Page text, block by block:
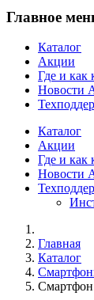
Главное
Каталог
Акции
Где и как
Новости
Каталог
Акции
Где и как
Новости
Главная
Каталог